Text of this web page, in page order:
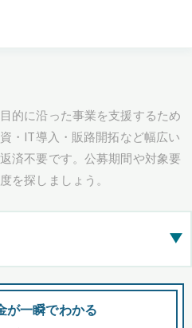
的に沿った事業を支援するため
・IT導入・販路開拓など幅広い
済不要です。公募期間や対象要
を探しましょう。
▶
が一瞬でわかる